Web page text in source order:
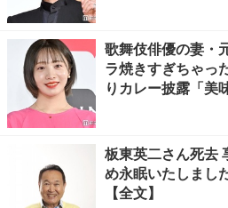
歌舞伎俳優の妻・
ラ焼きすぎちゃっ
りカレー披露「美
板東英二さん死去
め永眠いたしまし
【全文】